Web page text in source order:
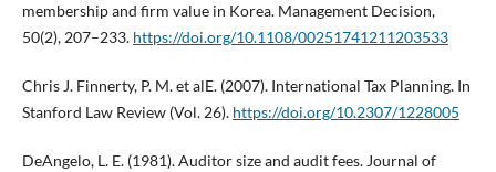
membership and firm value in Korea. Management Decision,
50(2), 207–233. https://doi.org/10.1108/00251741211203533
Chris J. Finnerty, P. M. et alE. (2007). International Tax Planning. In
Stanford Law Review (Vol. 26). https://doi.org/10.2307/1228005
DeAngelo, L. E. (1981). Auditor size and audit fees. Journal of